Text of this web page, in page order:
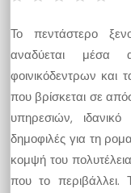
Το πεντάστερο
αναδύεται μέσα
φοινικόδεντρων και
που βρίσκεται σε
υπηρεσιών, ιδανικό
δημοφιλές για τη
κομψή του
που το περιβάλλει.